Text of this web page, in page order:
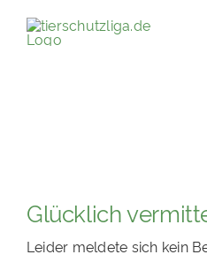
FÖRDERN & VERERBEN
Glücklich
Leider meldete sich kein